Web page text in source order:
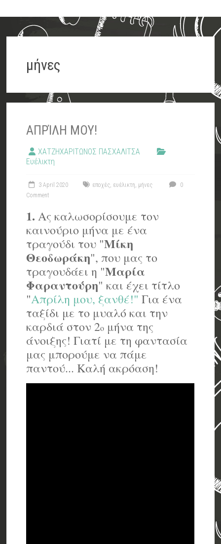
μήνες
ΑΠΡΊΛΗ ΜΟΥ!
ΧΑΤΖΗΧΑΡΙΤΩΝΟΣ ΠΑΣΧΑΛΙΤΣΑ
Ευέλικτη
3 April 2020 εποχές ευέλικτη μήνες
0
Comment
1. Ας καλωσορίσουμε τον
καινούριο μήνα με ένα
τραγούδι του "Μίκη
Θεοδωράκη", που μας το
τραγουδάει η "Μαρία
Φαραντούρη" και έχει τίτλο
"Απρίλη μου, ξανθέ!" Για ένα
ταξίδι με το μυαλό και την
καρδιά στον 2ο μήνα της
άνοιξης! Γιατί με τη φαντασία
μας μπορούμε να πάμε
παντού... Καλή ακρόαση!